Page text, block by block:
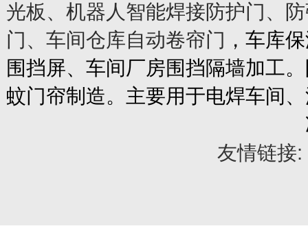
光板、机器人智能焊接防护门、
门、车间仓库自动卷帘门 ，车库
围挡屏、车间厂房围挡隔墙加工
蚊门帘制造。主要用于电焊车间
友情链接: